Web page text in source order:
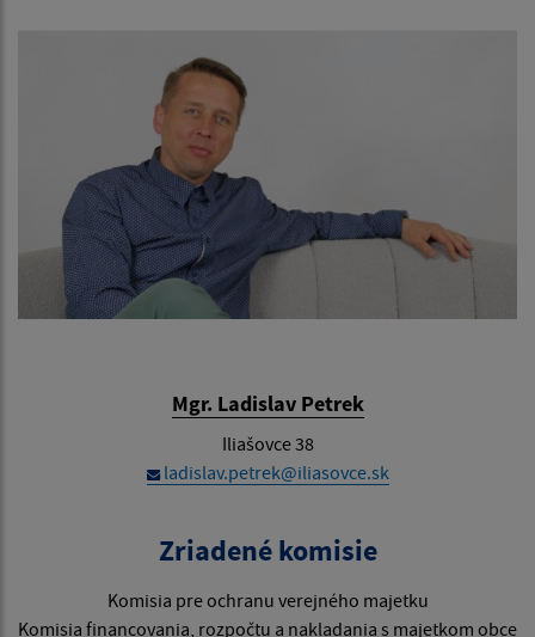
Mgr. Ladislav Petrek
Iliašovce 38
ladislav.petrek@iliasovce.sk
Zriadené komisie
Komisia pre ochranu verejného majetku
Komisia financovania, rozpočtu a nakladania s majetkom obce